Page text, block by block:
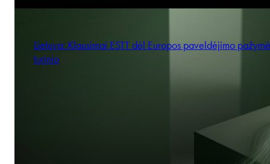
Lietuva: Klausimai ESTT dėl Europos paveldėjimo
turinio